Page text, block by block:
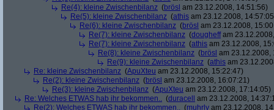
Re(4): kleine Zwischenbilanz (brösl am 23.12.2008, 14:51:56)
Re(5): kleine Zwischenbilanz (athis am 23.12.2008,
Re(6): kleine Zwischenbilanz (brösl am 23.12.2008,
Re(7): kleine Zwischenbilanz (dougheffam
Re(7): kleine Zwischenbilanz (athis am 23.12.2008,
Re(8): kleine Zwischenbilanz (brösl am 23.12.2008,
Re(9): kleine Zwischenbilanz (athis am
Re: kleine Zwischenbilanz (ApuXteu am 23.12.2008, 15:22:47)
Re(2): kleine Zwischenbilanz (brösl am 23.12.2008, 16:07:21)
Re(3): kleine Zwischenbilanz (ApuXteu am 23.12.2008, 17:14:05)
Re: Welches ETWAS hab ihr bekommen.. (duracell
am 23.12.2008,
Re(2): Welches ETWAS hab ihr bekommen.. (muhrly am 23.12.2008,